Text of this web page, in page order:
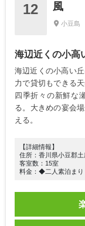
12
風
小豆島
海辺近くの小高
海辺近くの小高い
力で貸切もできる
四季折々の新鮮な
る。大きめの宴会
える。
【詳細情報】
住所：香川県小豆郡土
客室数：15室
料金：◆二人素泊まり